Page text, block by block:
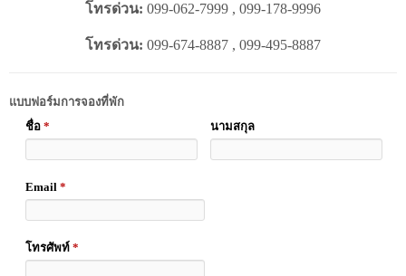
โทรด่วน: 099-062-7999 , 099-178-9996
โทรด่วน: 099-674-8887 , 099-495-8887
แบบฟอร์มการจองที่พัก
ชื่อ * นามสกุล
Email *
โทรศัพท์ *